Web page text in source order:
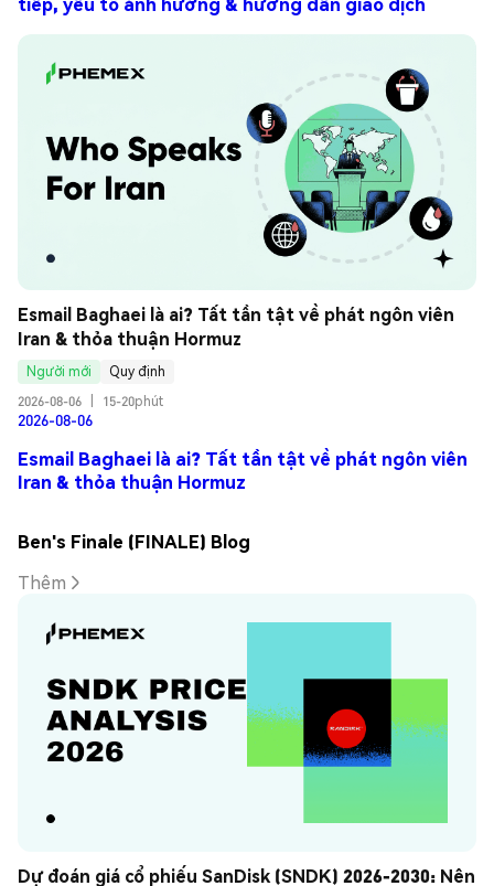
Esmail Baghaei là ai? Tất tần tật về phát ngôn viên
Iran & thỏa thuận Hormuz
Người mới
Quy định
2026-08-06
15-20phút
2026-08-06
Esmail Baghaei là ai? Tất tần tật về phát ngôn viên
Iran & thỏa thuận Hormuz
Ben's Finale (FINALE) Blog
Thêm
Dự đoán giá cổ phiếu SanDisk (SNDK) 2026-2030: Nên